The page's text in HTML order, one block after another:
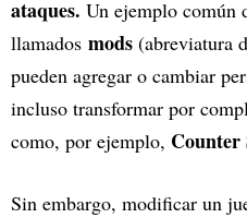
ataques. Un ejemplo común
llamados mods (abreviatura
pueden agregar o cambiar
incluso transformar por
como, por ejemplo, Counter
Sin embargo, modificar un